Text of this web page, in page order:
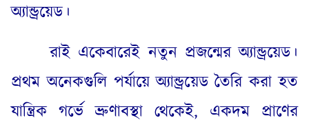
অ্যান্ড্রয়েড।
রাই একেবারেই নতুন প্রজন্মের অ্যান্ড্রয়েড।
প্রথম অনেকগুলি পর্যায়ে অ্যান্ড্রয়েড তৈরি করা হত
যান্ত্রিক গর্ভে ভ্রুণাবস্থা থেকেই, একদম প্রাণের